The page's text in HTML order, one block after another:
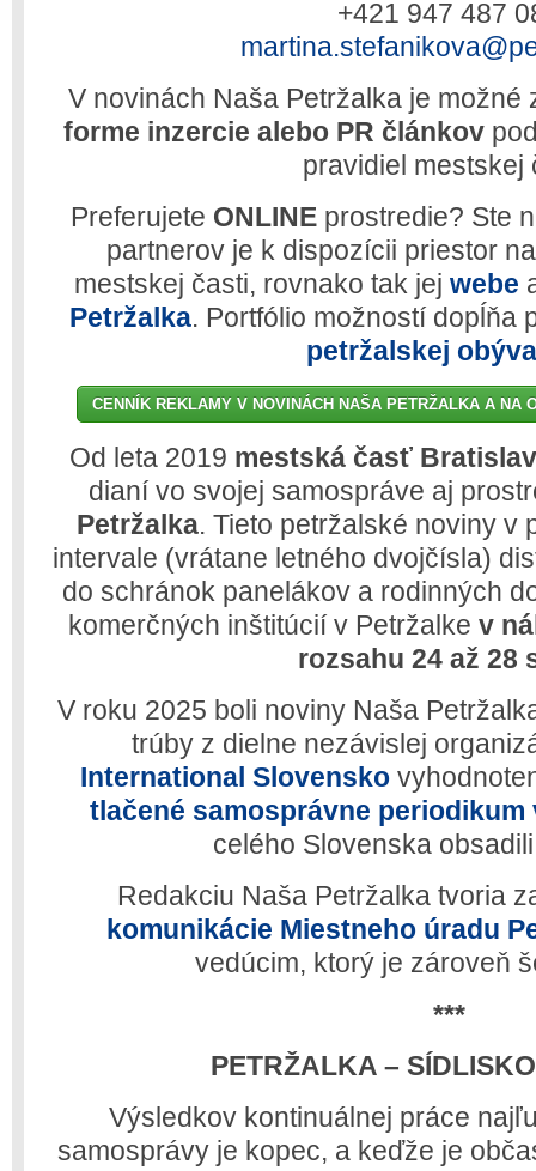
+421 947 487
V novinách Naša Petržalka je
forme inzercie alebo PR článkov
pravidiel mestskej
Preferujete ONLINE prostredie? Ste
partnerov je k dispozícii priestor
mestskej časti, rovnako tak jej webe
Petržalka. Portfólio možností dopĺňa
petržalskej
CENNÍK REKLAMY V NOVINÁCH NAŠA PETRŽALKA A NA
Od leta 2019 mestská časť
dianí vo svojej samospráve aj
Petržalka. Tieto petržalské noviny v
intervale (vrátane letného dvojčísla)
do schránok panelákov a rodinných
komerčných inštitúcií v Petržalke v
rozsahu 24 až 28
V roku 2025 boli noviny Naša
trúby z dielne nezávislej
International Slovensko
tlačené samosprávne periodikum
celého Slovenska
Redakciu Naša Petržalka tvoria
komunikácie Miestneho úradu
vedúcim, ktorý je zároveň
***
PETRŽALKA –
Výsledkov kontinuálnej práce
samosprávy je kopec, a keďže je